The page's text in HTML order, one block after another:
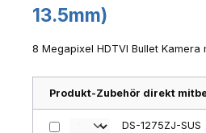
13.5mm)
8 Megapixel HDTVI Bullet Kamera
Produkt-Zubehör direkt
DS-1275ZJ-SUS